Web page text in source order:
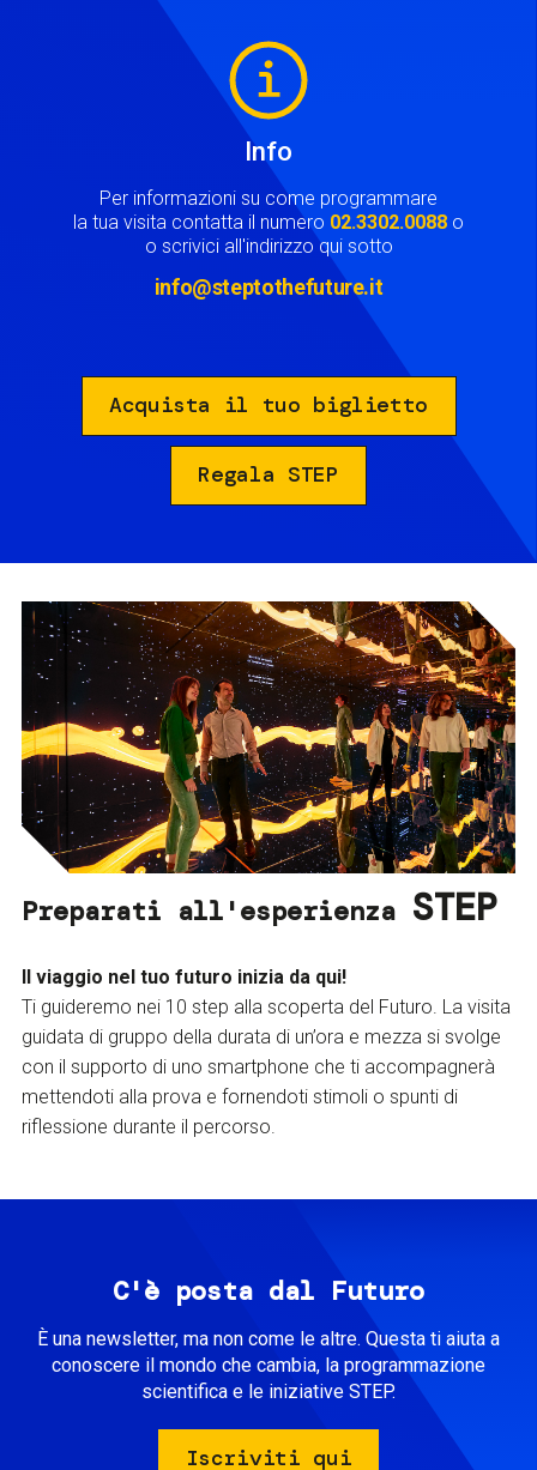
Info
Per informazioni su come programmare
la tua visita contatta il numero 02.3302.0088 o
o scrivici all'indirizzo qui sotto
info@steptothefuture.it
Acquista il tuo biglietto
Regala STEP
Preparati all'esperienza STEP
Il viaggio nel tuo futuro inizia da qui!
Ti guideremo nei 10 step alla scoperta del Futuro. La visita
guidata di gruppo della durata di un’ora e mezza si svolge
con il supporto di uno smartphone che ti accompagnerà
mettendoti alla prova e fornendoti stimoli o spunti di
riflessione durante il percorso.
C'è posta dal Futuro
È una newsletter, ma non come le altre. Questa ti aiuta a
conoscere il mondo che cambia, la programmazione
scientifica e le iniziative STEP.
Iscriviti qui